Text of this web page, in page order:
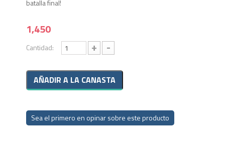
batalla final!
1,450
Cantidad: + -
Sea el primero en opinar sobre este producto